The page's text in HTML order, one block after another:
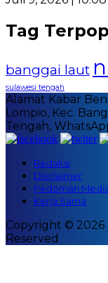
Tag
banggai laut
sulawesi tengah
Alamat Kabar
Lompio, Kec.
Tengah,
Redaksi
Disclaimer
Pedoman
Kerja Sama
Copyright © 2026
Reserved